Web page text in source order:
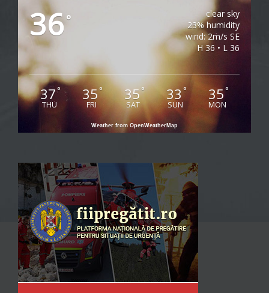
36°
clear sky
23% humidity
wind: 2m/s SE
H 36 • L 36
37°
THU
35°
FRI
35°
SAT
33°
SUN
35°
MON
Weather from OpenWeatherMap